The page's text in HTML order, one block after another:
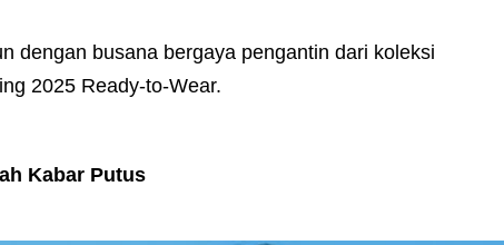
dengan busana bergaya pengantin dari koleksi
2025 Ready-to-Wear.
Kabar Putus